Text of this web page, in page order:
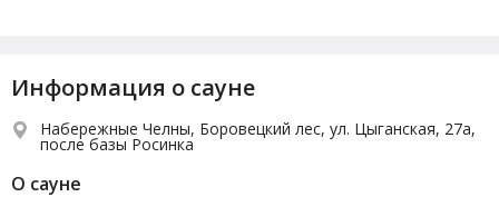
Информация о сауне
Набережные Челны, Боровецкий лес, ул. Цыганская, 27а,
после базы Росинка
О сауне